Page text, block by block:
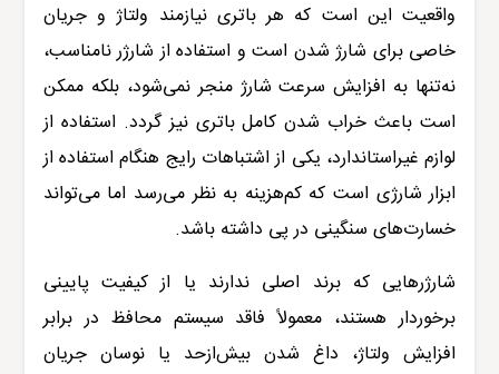
واقعیت این است که هر باتری نیازمند ولتاژ و جریان
خاصی برای شارژ شدن است و استفاده از شارژر نامناسب،
نه‌تنها به افزایش سرعت شارژ منجر نمی‌شود، بلکه ممکن
است باعث خراب شدن کامل باتری نیز گردد. استفاده از
لوازم غیراستاندارد، یکی از اشتباهات رایج هنگام استفاده از
ابزار شارژی است که کم‌هزینه به نظر می‌رسد اما می‌تواند
خسارت‌های سنگینی در پی داشته باشد.
شارژرهایی که برند اصلی ندارند یا از کیفیت پایینی
برخوردار هستند، معمولاً فاقد سیستم محافظ در برابر
افزایش ولتاژ، داغ شدن بیش‌ازحد یا نوسان جریان